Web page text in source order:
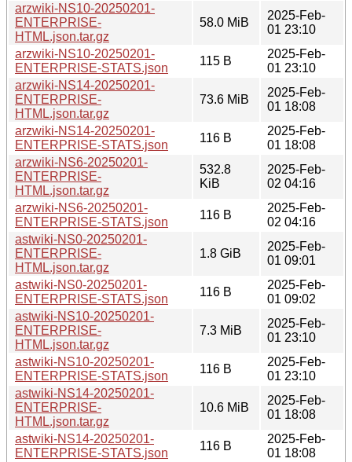
arzwiki-NS10-20250201-
ENTERPRISE-
HTML.json.tar.gz
58.0 MiB
2025-Feb-
01 23:10
arzwiki-NS10-20250201-
ENTERPRISE-STATS.json
115 B
2025-Feb-
01 23:10
arzwiki-NS14-20250201-
ENTERPRISE-
HTML.json.tar.gz
73.6 MiB
2025-Feb-
01 18:08
arzwiki-NS14-20250201-
ENTERPRISE-STATS.json
116 B
2025-Feb-
01 18:08
arzwiki-NS6-20250201-
ENTERPRISE-
HTML.json.tar.gz
532.8
KiB
2025-Feb-
02 04:16
arzwiki-NS6-20250201-
ENTERPRISE-STATS.json
116 B
2025-Feb-
02 04:16
astwiki-NS0-20250201-
ENTERPRISE-
HTML.json.tar.gz
1.8 GiB
2025-Feb-
01 09:01
astwiki-NS0-20250201-
ENTERPRISE-STATS.json
116 B
2025-Feb-
01 09:02
astwiki-NS10-20250201-
ENTERPRISE-
HTML.json.tar.gz
7.3 MiB
2025-Feb-
01 23:10
astwiki-NS10-20250201-
ENTERPRISE-STATS.json
116 B
2025-Feb-
01 23:10
astwiki-NS14-20250201-
ENTERPRISE-
HTML.json.tar.gz
10.6 MiB
2025-Feb-
01 18:08
astwiki-NS14-20250201-
ENTERPRISE-STATS.json
116 B
2025-Feb-
01 18:08